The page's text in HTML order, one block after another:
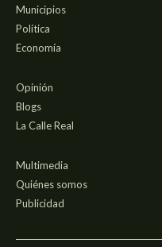
Municipios
Política
Economía
Opinión
Blogs
La Calle Real
Multimedia
Quiénes somos
Publicidad